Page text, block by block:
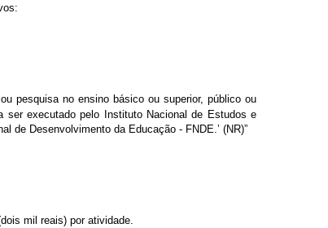
pesquisa no ensino básico ou superior, público ou
ser executado pelo Instituto Nacional de Estudos e
de Desenvolvimento da Educação - FNDE.’ (NR)”
mil reais) por atividade.